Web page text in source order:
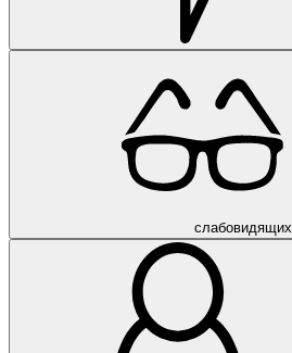
слабовидящих